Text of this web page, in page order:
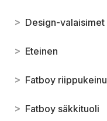
> Design-valaisimet
> Eteinen
> Fatboy riippukeinu
> Fatboy säkkituoli